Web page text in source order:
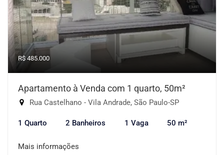
R$ 485.000
Apartamento à Venda com 1 quarto, 50m²
Rua Castelhano - Vila Andrade, São Paulo-SP
1 Quarto 2 Banheiros 1 Vaga 50 m²
Mais informações